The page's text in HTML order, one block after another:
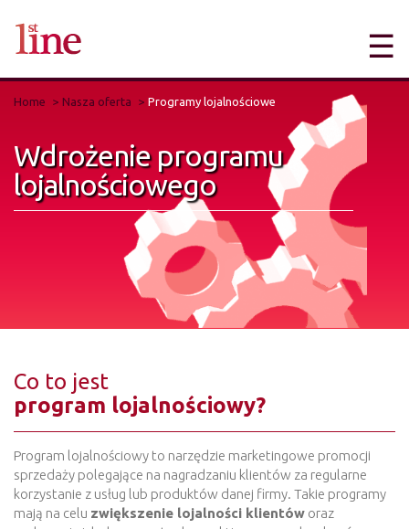
☰
Home Nasza oferta Programy lojalnościowe
Wdrożenie programu
lojalnościowego
Co to jest
program lojalnościowy?
Program lojalnościowy to narzędzie marketingowe promocji
sprzedaży polegające na nagradzaniu klientów za regularne
korzystanie z usług lub produktów danej firmy. Takie programy
mają na celu zwiększenie lojalności klientów oraz